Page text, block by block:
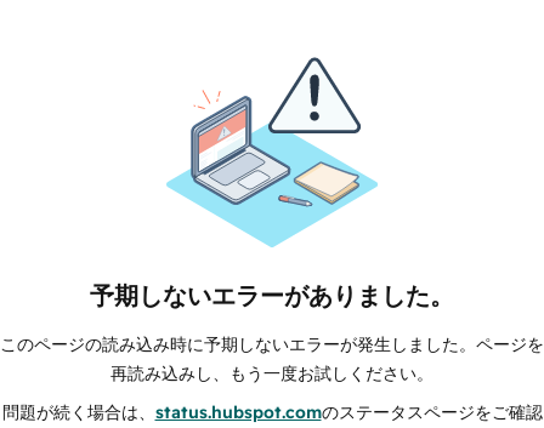
予期しないエラーがありました。
このページの読み込み時に予期しないエラーが発生しました。ページを
再読み込みし、もう一度お試しください。
問題が続く場合は、 status.hubspot.comのステータスページをご確認